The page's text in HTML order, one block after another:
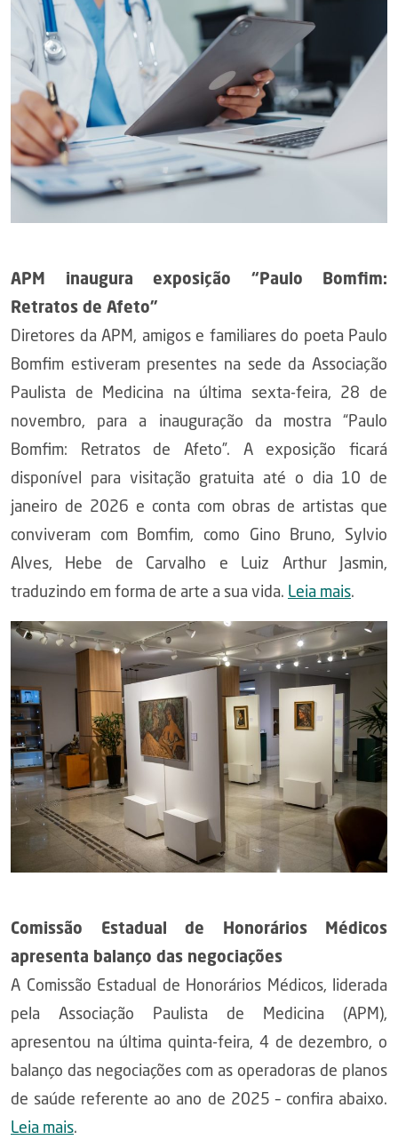
APM inaugura exposição “Paulo Bomfim:
Retratos de Afeto”
Diretores da APM, amigos e familiares do poeta Paulo
Bomfim estiveram presentes na sede da Associação
Paulista de Medicina na última sexta-feira, 28 de
novembro, para a inauguração da mostra “Paulo
Bomfim: Retratos de Afeto”. A exposição ficará
disponível para visitação gratuita até o dia 10 de
janeiro de 2026 e conta com obras de artistas que
conviveram com Bomfim, como Gino Bruno, Sylvio
Alves, Hebe de Carvalho e Luiz Arthur Jasmin,
traduzindo em forma de arte a sua vida. Leia mais.
Comissão Estadual de Honorários Médicos
apresenta balanço das negociações
A Comissão Estadual de Honorários Médicos, liderada
pela Associação Paulista de Medicina (APM),
apresentou na última quinta-feira, 4 de dezembro, o
balanço das negociações com as operadoras de planos
de saúde referente ao ano de 2025 – confira abaixo.
Leia mais.